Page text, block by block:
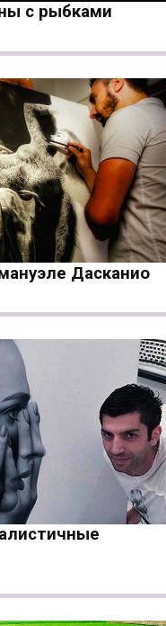
с рыбками
Дасканио